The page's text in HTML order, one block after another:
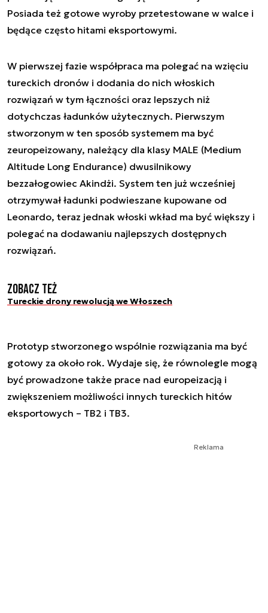
Posiada też gotowe wyroby przetestowane w walce i
będące często hitami eksportowymi.
W pierwszej fazie współpraca ma polegać na wzięciu
tureckich dronów i dodania do nich włoskich
rozwiązań w tym łączności oraz lepszych niż
dotychczas ładunków użytecznych. Pierwszym
stworzonym w ten sposób systemem ma być
zeuropeizowany, należący dla klasy MALE (Medium
Altitude Long Endurance) dwusilnikowy
bezzałogowiec Akindżi. System ten już wcześniej
otrzymywał ładunki podwieszane kupowane od
Leonardo, teraz jednak włoski wkład ma być większy i
polegać na dodawaniu najlepszych dostępnych
rozwiązań.
Zobacz też
Tureckie drony rewolucją we Włoszech
Prototyp stworzonego wspólnie rozwiązania ma być
gotowy za około rok. Wydaje się, że równolegle mogą
być prowadzone także prace nad europeizacją i
zwiększeniem możliwości innych tureckich hitów
eksportowych – TB2 i TB3.
Reklama